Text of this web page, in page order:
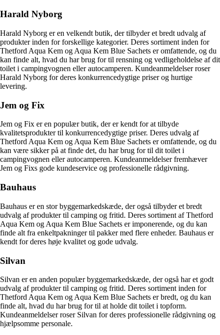
Harald Nyborg
Harald Nyborg er en velkendt butik, der tilbyder et bredt udvalg af
produkter inden for forskellige kategorier. Deres sortiment inden for
Thetford Aqua Kem og Aqua Kem Blue Sachets er omfattende, og du
kan finde alt, hvad du har brug for til rensning og vedligeholdelse af dit
toilet i campingvognen eller autocamperen. Kundeanmeldelser roser
Harald Nyborg for deres konkurrencedygtige priser og hurtige
levering.
Jem og Fix
Jem og Fix er en populær butik, der er kendt for at tilbyde
kvalitetsprodukter til konkurrencedygtige priser. Deres udvalg af
Thetford Aqua Kem og Aqua Kem Blue Sachets er omfattende, og du
kan være sikker på at finde det, du har brug for til dit toilet i
campingvognen eller autocamperen. Kundeanmeldelser fremhæver
Jem og Fixs gode kundeservice og professionelle rådgivning.
Bauhaus
Bauhaus er en stor byggemarkedskæde, der også tilbyder et bredt
udvalg af produkter til camping og fritid. Deres sortiment af Thetford
Aqua Kem og Aqua Kem Blue Sachets er imponerende, og du kan
finde alt fra enkeltpakninger til pakker med flere enheder. Bauhaus er
kendt for deres høje kvalitet og gode udvalg.
Silvan
Silvan er en anden populær byggemarkedskæde, der også har et godt
udvalg af produkter til camping og fritid. Deres sortiment inden for
Thetford Aqua Kem og Aqua Kem Blue Sachets er bredt, og du kan
finde alt, hvad du har brug for til at holde dit toilet i topform.
Kundeanmeldelser roser Silvan for deres professionelle rådgivning og
hjælpsomme personale.